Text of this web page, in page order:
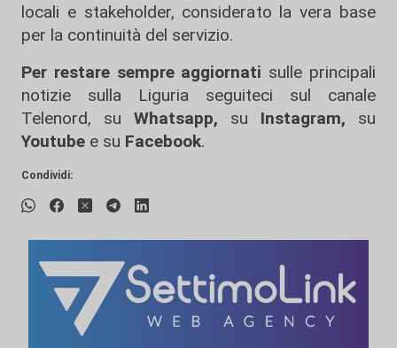
locali e stakeholder, considerato la vera base
per la continuità del servizio.
Per restare sempre aggiornati sulle principali
notizie sulla Liguria seguiteci sul canale
Telenord, su
Whatsapp, su Instagram, su
Youtube e su Facebook.
Condividi: